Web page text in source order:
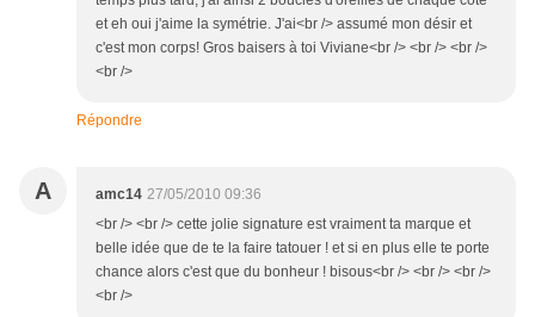
et eh oui j'aime la symétrie. J'ai<br /> assumé mon désir et
c'est mon corps! Gros baisers à toi Viviane<br /> <br /> <br />
<br />
Répondre
A amc14 27/05/2010 09:36
<br /> <br /> cette jolie signature est vraiment ta marque et
belle idée que de te la faire tatouer ! et si en plus elle te porte
chance alors c'est que du bonheur ! bisous<br /> <br /> <br />
<br />